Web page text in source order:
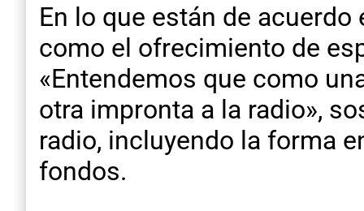
En lo que están de
como el ofrecimiento de
«Entendemos que como
otra impronta a la radio»,
radio, incluyendo la forma
fondos.